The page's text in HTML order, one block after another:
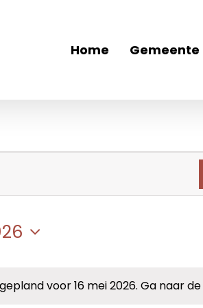
Home Gemeente
Bericht
voor 16 mei 2026. Ga naar de